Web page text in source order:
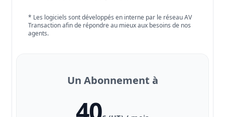
* Les logiciels sont développés en interne par le réseau AV
Transaction afin de répondre au mieux aux besoins de nos
agents.
Un Abonnement à